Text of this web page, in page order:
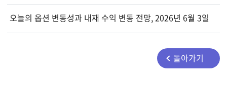
오늘의 옵션 변동성과 내재 수익 변동 전망, 2026년 6월 3일
돌아가기